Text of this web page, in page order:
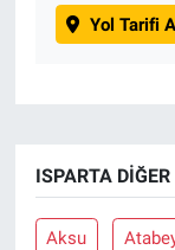
Yol Tarifi
ISPARTA
Aksu